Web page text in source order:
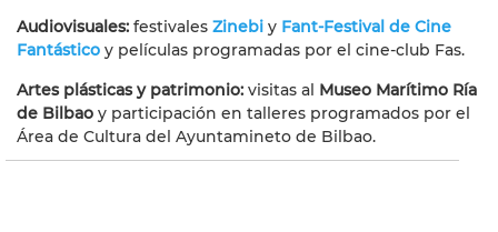
Audiovisuales: festivales Zinebi y Fant-Festival de Cine
Fantástico y películas programadas por el cine-club Fas.
Artes plásticas y patrimonio: visitas al Museo Marítimo Ría
de Bilbao y participación en talleres programados por el
Área de Cultura del Ayuntamineto de Bilbao.